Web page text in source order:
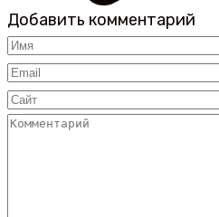
Добавить комментарий
Имя
*
Email
*
Сайт
Комментарий